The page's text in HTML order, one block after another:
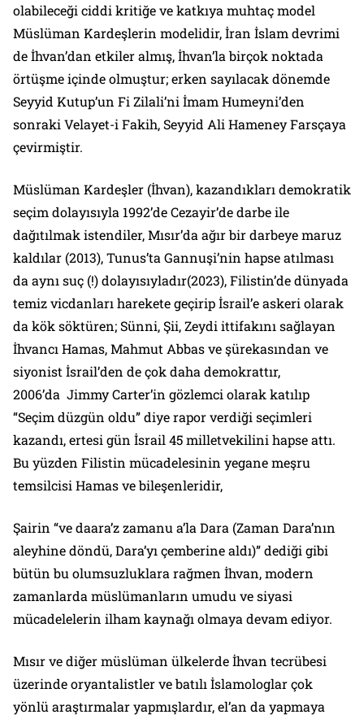
olabileceği ciddi kritiğe ve katkıya muhtaç model
Müslüman Kardeşlerin modelidir, İran İslam devrimi
de İhvan’dan etkiler almış, İhvan’la birçok noktada
örtüşme içinde olmuştur; erken sayılacak dönemde
Seyyid Kutup’un Fi Zilali’ni İmam Humeyni’den
sonraki Velayet-i Fakih, Seyyid Ali Hameney Farsçaya
çevirmiştir.
Müslüman Kardeşler (İhvan), kazandıkları demokratik
seçim dolayısıyla 1992’de Cezayir’de darbe ile
dağıtılmak istendiler, Mısır’da ağır bir darbeye maruz
kaldılar (2013), Tunus’ta Gannuşi’nin hapse atılması
da aynı suç (!) dolayısıyladır(2023), Filistin’de dünyada
temiz vicdanları harekete geçirip İsrail’e askeri olarak
da kök söktüren; Sünni, Şii, Zeydi ittifakını sağlayan
İhvancı Hamas, Mahmut Abbas ve şürekasından ve
siyonist İsrail’den de çok daha demokrattır,
2006’da Jimmy Carter’in gözlemci olarak katılıp
“Seçim düzgün oldu” diye rapor verdiği seçimleri
kazandı, ertesi gün İsrail 45 milletvekilini hapse attı.
Bu yüzden Filistin mücadelesinin yegane meşru
temsilcisi Hamas ve bileşenleridir,
Şairin “ve daara’z zamanu a’la Dara (Zaman Dara’nın
aleyhine döndü, Dara’yı çemberine aldı)” dediği gibi
bütün bu olumsuzluklara rağmen İhvan, modern
zamanlarda müslümanların umudu ve siyasi
mücadelelerin ilham kaynağı olmaya devam ediyor.
Mısır ve diğer müslüman ülkelerde İhvan tecrübesi
üzerinde oryantalistler ve batılı İslamologlar çok
yönlü araştırmalar yapmışlardır, el’an da yapmaya